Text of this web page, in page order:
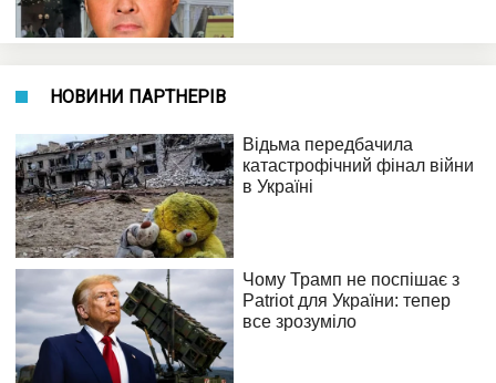
НОВИНИ ПАРТНЕРІВ